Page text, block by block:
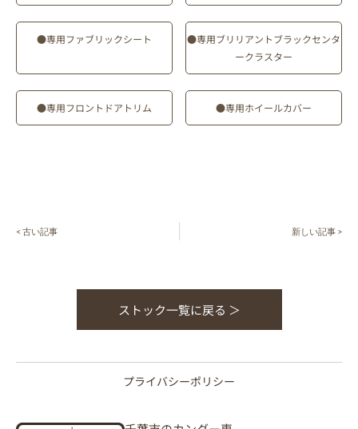
●専用ファブリックシート
●専用ブリリアントブラックセンタ
ークラスター
●専用フロントドアトリム ●専用ホイールカバー
< 古い記事 新しい記事 >
ストック一覧に戻る ＞
プライバシーポリシー